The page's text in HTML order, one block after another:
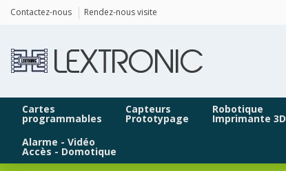
Contactez-nous Rendez-nous visite
Cartes
programmables
Capteurs
Prototypage
Robotique
Imprimante 3D
Alarme - Vidéo
Accès - Domotique
Panneau de gestion des cookies